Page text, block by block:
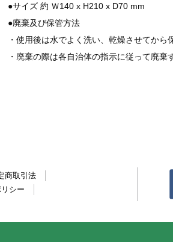
●サイズ 約 Ｗ140 x H210 x D70 mm
●廃棄及び保管方法
・使用後は水でよく洗い、乾燥させてから
・廃棄の際は各自治体の指示に従って廃棄
商取引法
シー